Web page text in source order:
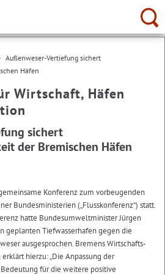
Außenweser-Vertiefung sichert
Häfen
Wirtschaft, Häfen
sichert
der Bremischen Häfen
Konferenz zum vorbeugenden
Bundesministerien („Flusskonferenz“) statt.
hatte Bundesumweltminister Jürgen
geplanten Tiefwasserhafen gegen die
ausgesprochen. Bremens Wirtschafts-
hierzu: „Die Anpassung der
für die weitere positive